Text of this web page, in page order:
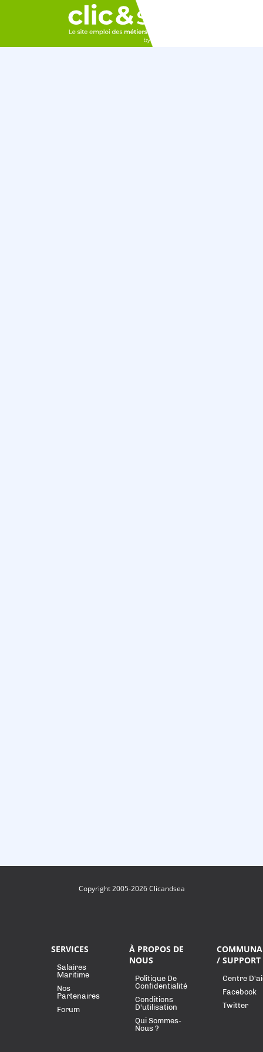
Copyright 2005-2026 Clicandsea
SERVICES
Salaires
Maritime
Nos
Partenaires
Forum
À PROPOS DE
NOUS
Politique De
Confidentialité
Conditions
D'utilisation
Qui Sommes-
Nous ?
/ SUPPORT
Centre
Facebook
Twitter